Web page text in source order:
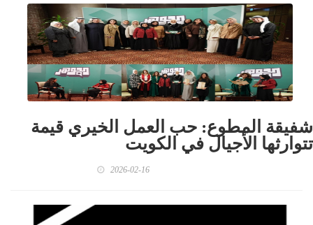
شفيقة المطوع: حب العمل الخيري قيمة
تتوارثها الأجيال في الكويت
2026-02-16